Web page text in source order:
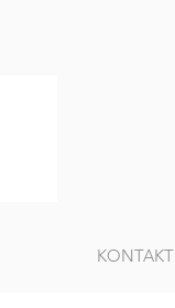
KONTAKT